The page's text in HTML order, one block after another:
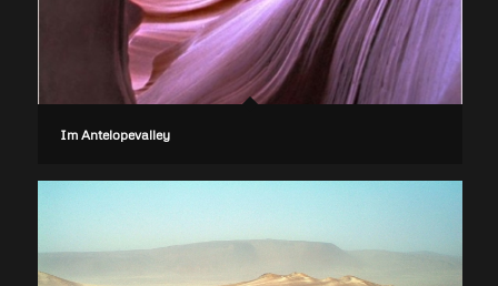
Im Antelopevalley